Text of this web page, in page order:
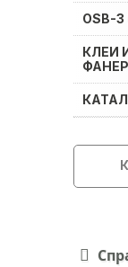
OSB-
КЛЕИ